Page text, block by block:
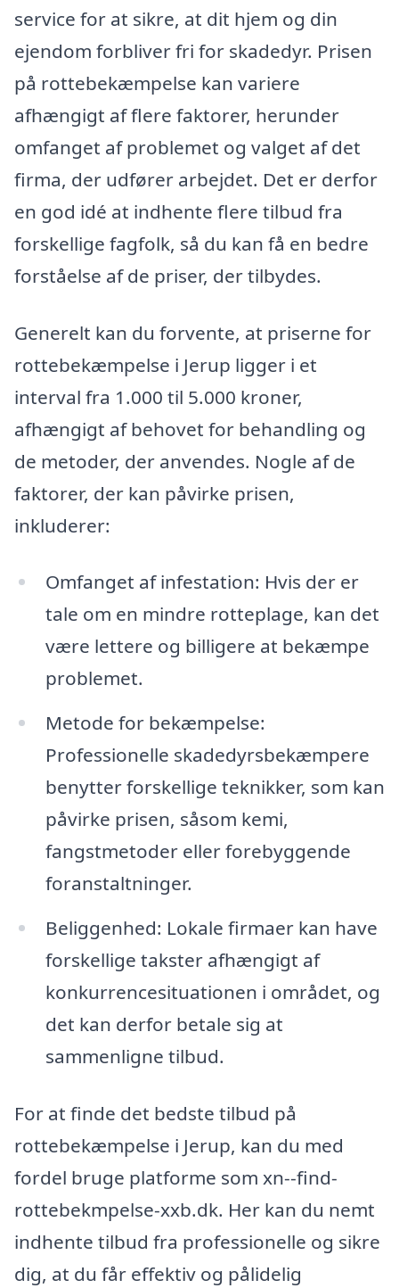
service for at sikre, at dit hjem og din
ejendom forbliver fri for skadedyr. Prisen
på rottebekæmpelse kan variere
afhængigt af flere faktorer, herunder
omfanget af problemet og valget af det
firma, der udfører arbejdet. Det er derfor
en god idé at indhente flere tilbud fra
forskellige fagfolk, så du kan få en bedre
forståelse af de priser, der tilbydes.
Generelt kan du forvente, at priserne for
rottebekæmpelse i Jerup ligger i et
interval fra 1.000 til 5.000 kroner,
afhængigt af behovet for behandling og
de metoder, der anvendes. Nogle af de
faktorer, der kan påvirke prisen,
inkluderer:
Omfanget af infestation: Hvis der er
tale om en mindre rotteplage, kan det
være lettere og billigere at bekæmpe
problemet.
Metode for bekæmpelse:
Professionelle skadedyrsbekæmpere
benytter forskellige teknikker, som kan
påvirke prisen, såsom kemi,
fangstmetoder eller forebyggende
foranstaltninger.
Beliggenhed: Lokale firmaer kan have
forskellige takster afhængigt af
konkurrencesituationen i området, og
det kan derfor betale sig at
sammenligne tilbud.
For at finde det bedste tilbud på
rottebekæmpelse i Jerup, kan du med
fordel bruge platforme som xn--find-
rottebekmpelse-xxb.dk. Her kan du nemt
indhente tilbud fra professionelle og sikre
dig, at du får effektiv og pålidelig